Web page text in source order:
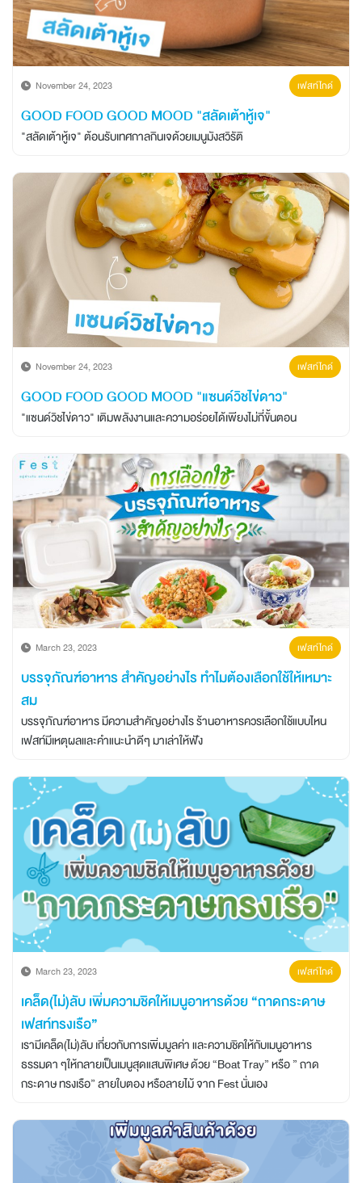
November 24, 2023 เฟสท์ไกด์
GOOD FOOD GOOD MOOD "สลัดเต้าหู้เจ"
"สลัดเต้าหู้เจ" ต้อนรับเทศกาลกินเจด้วยเมนูมังสวิรัติ
November 24, 2023 เฟสท์ไกด์
GOOD FOOD GOOD MOOD "แซนด์วิชไข่ดาว"
"แซนด์วิชไข่ดาว" เติมพลังงานและความอร่อยได้เพียงไม่กี่ขั้นตอน
March 23, 2023 เฟสท์ไกด์
บรรจุภัณฑ์อาหาร สำคัญอย่างไร ทำไมต้องเลือกใช้ให้เหมาะ
สม
บรรจุภัณฑ์อาหาร มีความสำคัญอย่างไร ร้านอาหารควรเลือกใช้แบบไหน
เฟสท์มีเหตุผลและคำแนะนำดีๆ มาเล่าให้ฟัง
March 23, 2023 เฟสท์ไกด์
เคล็ด(ไม่)ลับ เพิ่มความชิคให้เมนูอาหารด้วย “ถาดกระดาษ
เฟสท์ทรงเรือ”
เรามีเคล็ด(ไม่)ลับ เกี่ยวกับการเพิ่มมูลค่า และความชิคให้กับเมนูอาหาร
ธรรมดา ๆให้กลายเป็นเมนูสุดแสนพิเศษ ด้วย “Boat Tray” หรือ ” ถาด
กระดาษ ทรงเรือ” ลายใบตอง หรือลายไม้ จาก Fest นั่นเอง